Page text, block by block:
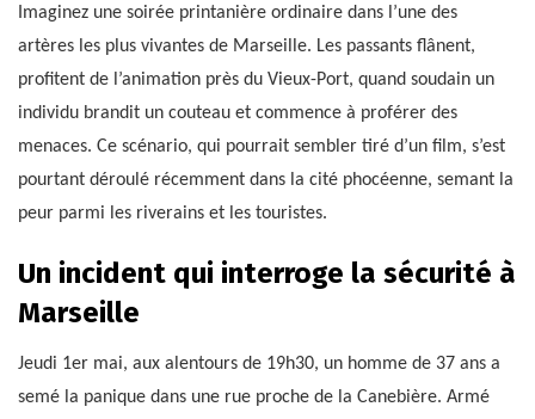
Imaginez une soirée printanière ordinaire dans l’une des
artères les plus vivantes de Marseille. Les passants flânent,
profitent de l’animation près du Vieux-Port, quand soudain un
individu brandit un couteau et commence à proférer des
menaces. Ce scénario, qui pourrait sembler tiré d’un film, s’est
pourtant déroulé récemment dans la cité phocéenne, semant la
peur parmi les riverains et les touristes.
Un incident qui interroge la sécurité à
Marseille
Jeudi 1er mai, aux alentours de 19h30, un homme de 37 ans a
semé la panique dans une rue proche de la Canebière. Armé